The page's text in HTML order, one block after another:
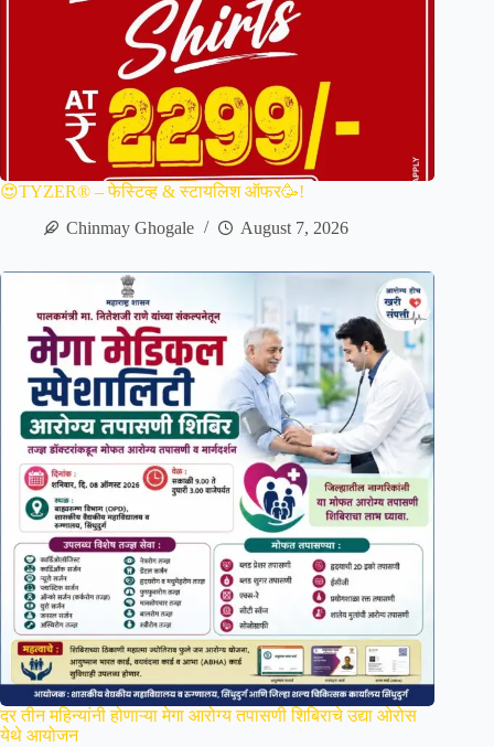
😍TYZER® – फेस्टिव्ह & स्टायलिश ऑफर🥳!
Chinmay Ghogale
August 7, 2026
दर तीन महिन्यांनी होणाऱ्या मेगा आरोग्य तपासणी शिबिराचे उद्या ओरोस
येथे आयोजन